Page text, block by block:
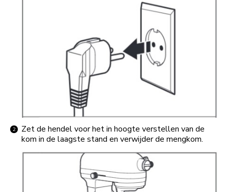
Zet de hendel voor het in hoogte verstellen van de
kom in de laagste stand en verwijder de mengkom.